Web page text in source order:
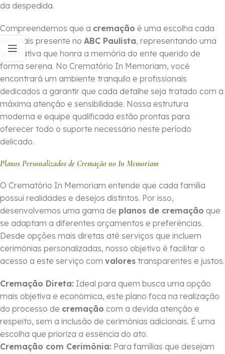
da despedida.
Compreendemos que a cremação é uma escolha cada
vez mais presente no ABC Paulista, representando uma
alternativa que honra a memória do ente querido de
forma serena. No Crematório In Memoriam, você
encontrará um ambiente tranquilo e profissionais
dedicados a garantir que cada detalhe seja tratado com a
máxima atenção e sensibilidade. Nossa estrutura
moderna e equipe qualificada estão prontas para
oferecer todo o suporte necessário neste período
delicado.
Planos Personalizados de Cremação no In Memoriam
O Crematório In Memoriam entende que cada família
possui realidades e desejos distintos. Por isso,
desenvolvemos uma gama de planos de cremação que
se adaptam a diferentes orçamentos e preferências.
Desde opções mais diretas até serviços que incluem
cerimônias personalizadas, nosso objetivo é facilitar o
acesso a este serviço com valores transparentes e justos.
Cremação Direta: Ideal para quem busca uma opção
mais objetiva e econômica, este plano foca na realização
do processo de cremação com a devida atenção e
respeito, sem a inclusão de cerimônias adicionais. É uma
escolha que prioriza a essência do ato.
Cremação com Cerimônia: Para famílias que desejam